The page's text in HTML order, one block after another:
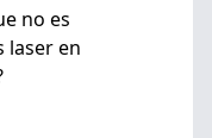
no es
laser en